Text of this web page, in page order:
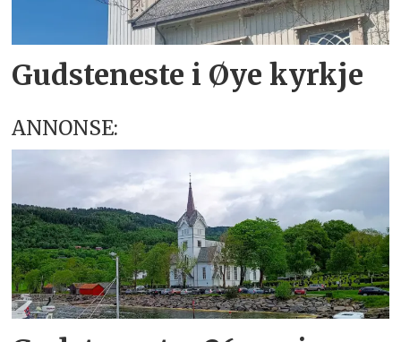
Gudsteneste i Øye kyrkje
ANNONSE: